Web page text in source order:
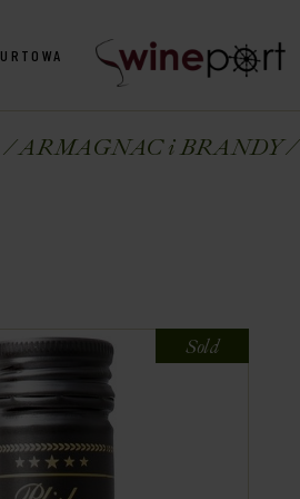
ARMAGNAC i BRANDY
Sold